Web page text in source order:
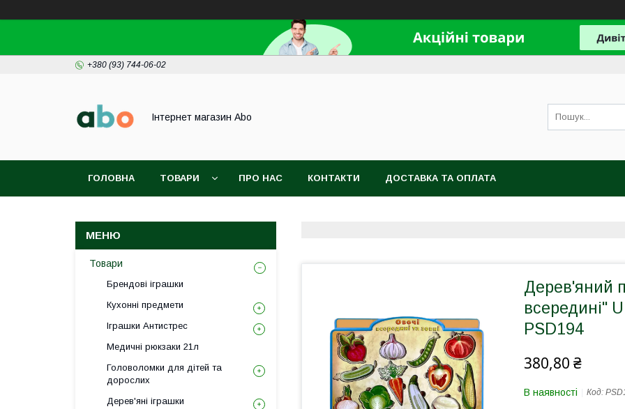
+380 (93) 744-06-02
Інтернет магазин Abo
ГОЛОВНА ТОВАРИ ПРО НАС КОНТАКТИ ДОСТАВКА ТА ОПЛАТА
Дерев'яний
всередині"
PSD194
380,80 ₴
В наявності Код:
Товари
Брендові іграшки
Кухонні предмети
Іграшки Антистрес
Медичні рюкзаки 21л
Головоломки для дітей та
дорослих
Дерев'яні іграшки